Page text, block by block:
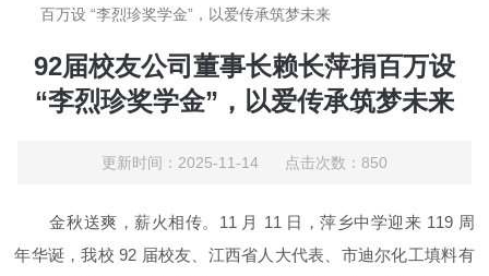
百万设 “李烈珍奖学金”，以爱传承筑梦未来
92届校友公司董事长赖长萍捐百万设
“李烈珍奖学金”，以爱传承筑梦未来
更新时间：2025-11-14 点击次数：850
金秋送爽，薪火相传。 11 月 11 日，萍乡中学迎来 119 周
年华诞，我校 92 届校友、江西省人大代表、市迪尔化工填料有